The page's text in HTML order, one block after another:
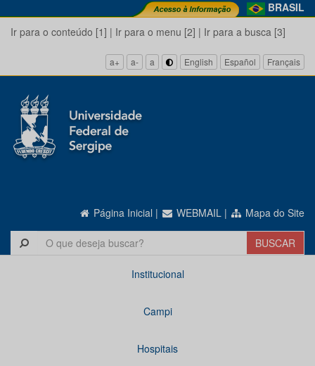
BRASIL
Ir para o conteúdo [1] | Ir para o menu [2] | Ir para a busca [3]
a+ a- a English Español Français
Página Inicial | WEBMAIL | Mapa do Site
Institucional
Campi
Hospitais